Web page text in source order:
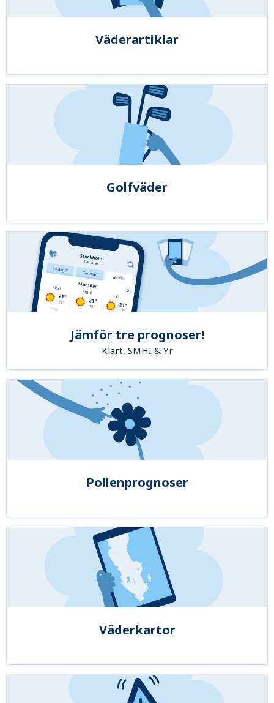
Väderartiklar
Golfväder
Jämför tre prognoser!
Klart, SMHI & Yr
Pollenprognoser
Väderkartor